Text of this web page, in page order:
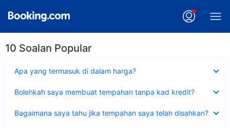
10 Soalan Popular
Apa yang termasuk di dalam harga?
Bolehkah saya membuat tempahan tanpa kad kredit?
Bagaimana saya tahu jika tempahan saya telah disahkan?